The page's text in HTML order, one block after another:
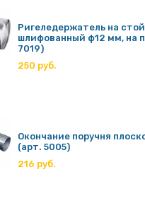
Ригеледержатель на
шлифованный ф12 мм, на
7019)
250 руб.
Окончание поручня
(арт. 5005)
216 руб.